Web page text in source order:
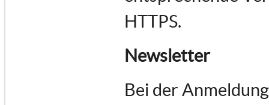
HTTPS.
Newsletter
Bei der